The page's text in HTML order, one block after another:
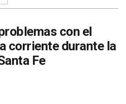
con el
corriente durante la
Fe